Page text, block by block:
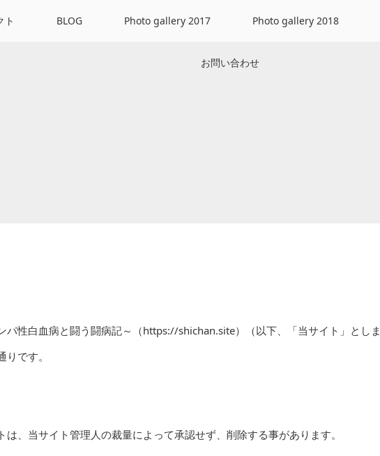
ト BLOG Photo gallery 2017 Photo gallery 2018
お問い合わせ
パ性白血病と闘う闘病記～（https://shichan.site）（以下、「当サイト」としま
です。
、当サイト管理人の裁量によって承認せず、削除する事があります。